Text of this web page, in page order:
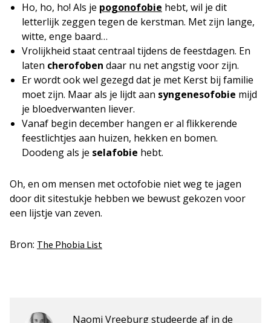
Ho, ho, ho! Als je pogonofobie hebt, wil je dit
letterlijk zeggen tegen de kerstman. Met zijn lange,
witte, enge baard…
Vrolijkheid staat centraal tijdens de feestdagen. En
laten cherofoben daar nu net angstig voor zijn.
Er wordt ook wel gezegd dat je met Kerst bij familie
moet zijn. Maar als je lijdt aan syngenesofobie mijd
je bloedverwanten liever.
Vanaf begin december hangen er al flikkerende
feestlichtjes aan huizen, hekken en bomen.
Doodeng als je selafobie hebt.
Oh, en om mensen met octofobie niet weg te jagen
door dit sitestukje hebben we bewust gekozen voor
een lijstje van zeven.
Bron: The Phobia List
Naomi Vreeburg studeerde af in de